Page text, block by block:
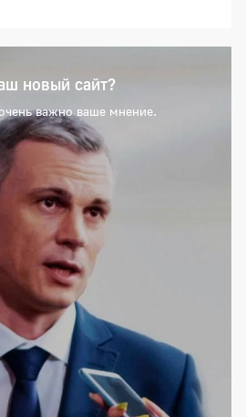
новый сайт?
важно ваше мнение.